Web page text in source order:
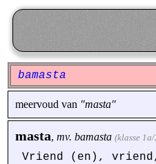
bamasta
meervoud van "masta"
masta, mv. bamasta (klasse
Vriend (en),